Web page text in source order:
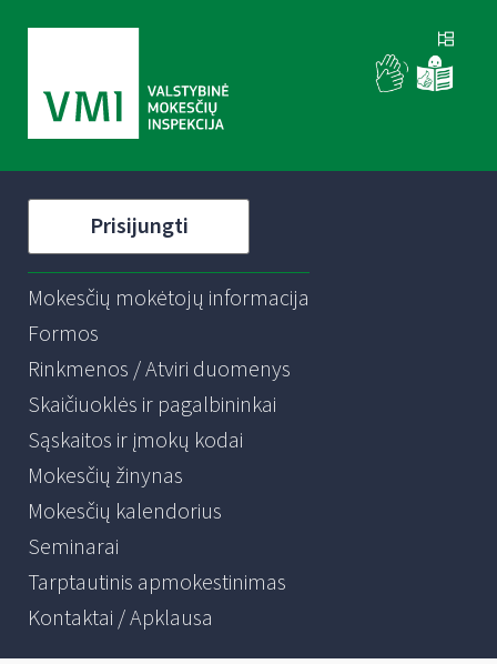
Prisijungti
Mokesčių mokėtojų informacija
Formos
Rinkmenos / Atviri duomenys
Skaičiuoklės ir pagalbininkai
Sąskaitos ir įmokų kodai
Mokesčių žinynas
Mokesčių kalendorius
Seminarai
Tarptautinis apmokestinimas
Kontaktai / Apklausa